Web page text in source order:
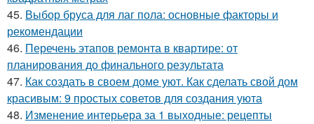
45. Выбор бруса для лаг пола: основные факторы и
рекомендации
46. Перечень этапов ремонта в квартире: от
планирования до финального результата
47. Как создать в своем доме уют. Как сделать свой дом
красивым: 9 простых советов для создания уюта
48. Изменение интерьера за 1 выходные: рецепты